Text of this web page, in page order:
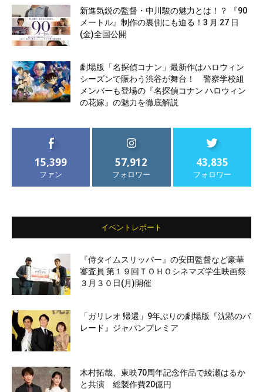
新進気鋭の監督・中川駿の魅力とは！？ 『90
メートル』制作の裏側にも迫る！3 月 27 日
(金)全国公開
劇場版「名探偵コナン」最新作はハロウィン
シーズンで賑わう渋谷が舞台！ 警察学校組
メンバーも登場の『名探偵コナン ハロウィン
の花嫁』の魅力を徹底解説
15,399
ファン
57,912
フォロワー
43,835
フォロワー
イベントレポート
『侍タイムスリッパー』の安田監督など豪華
審査員 第１９回ＴＯＨＯシネマズ学生映画祭
３月３０日(月)開催
「ガリレオ 帰還」9年ぶりの劇場版『沈黙のパ
レード』ジャパンプレミア
木村拓哉、東映70周年記念作品で綾瀬はるか
と共演 総製作費20億円